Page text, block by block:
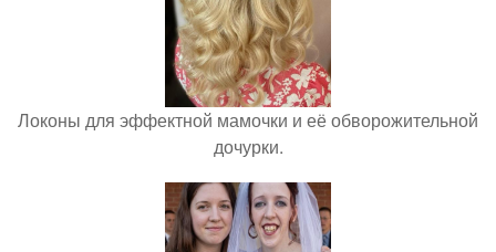
Локоны для эффектной мамочки и её обворожительной
дочурки.